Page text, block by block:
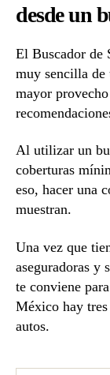
desde un
El Buscador de
muy sencilla de
mayor
Al utilizar un
coberturas
eso, hacer una
muestran.
Una vez que
aseguradoras y
te conviene
México hay tres
autos.